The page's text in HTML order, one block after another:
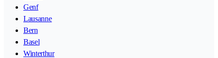
Genf
Lausanne
Bern
Basel
Winterthur